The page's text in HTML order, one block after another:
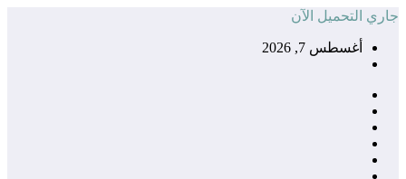
التجاوز
المحتوى
جاري التحميل الآن
أغسطس 7, 2026